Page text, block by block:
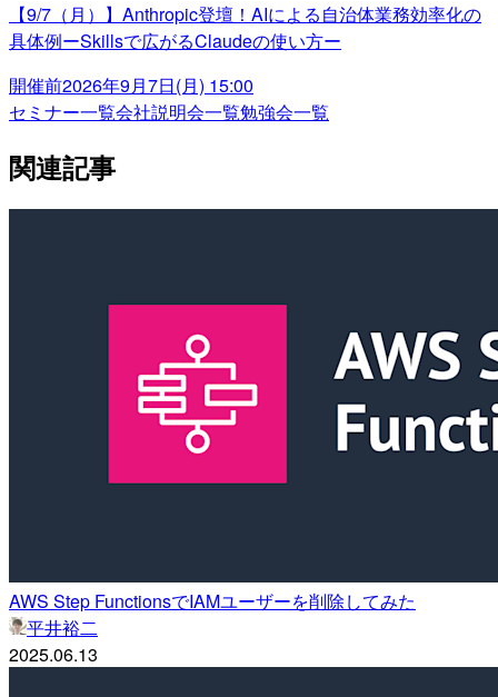
【9/7（月）】Anthropic登壇！AIによる自治体業務効率化の
具体例ーSkillsで広がるClaudeの使い方ー
開催前2026年9月7日(月) 15:00
セミナー一覧会社説明会一覧勉強会一覧
関連記事
AWS Step FunctionsでIAMユーザーを削除してみた
平井裕二
2025.06.13